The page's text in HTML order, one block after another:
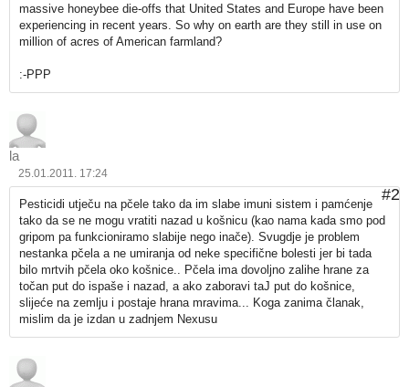
massive honeybee die-offs that United States and Europe have been
experiencing in recent years. So why on earth are they still in use on
million of acres of American farmland?
:-PPP
la
25.01.2011. 17:24
#2
Pesticidi utječu na pčele tako da im slabe imuni sistem i pamćenje
tako da se ne mogu vratiti nazad u košnicu (kao nama kada smo pod
gripom pa funkcioniramo slabije nego inače). Svugdje je problem
nestanka pčela a ne umiranja od neke specifične bolesti jer bi tada
bilo mrtvih pčela oko košnice.. Pčela ima dovoljno zalihe hrane za
točan put do ispaše i nazad, a ako zaboravi taJ put do košnice,
slijeće na zemlju i postaje hrana mravima... Koga zanima članak,
mislim da je izdan u zadnjem Nexusu